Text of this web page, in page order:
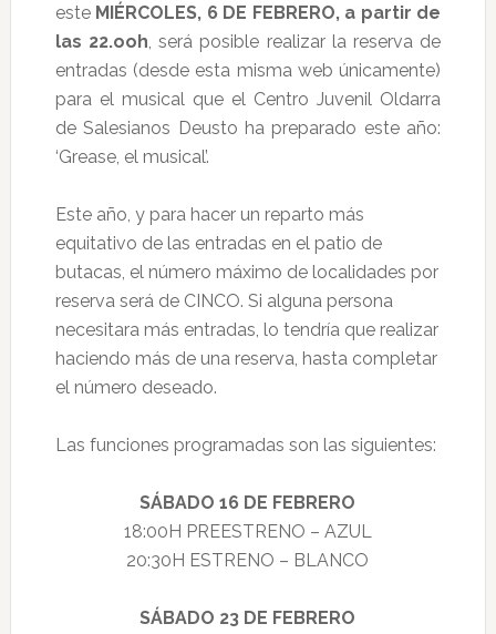
esteMIÉRCOLES, 6 DE FEBRERO, a partir de
las 22.ooh , será posible realizar la reserva de
entradas (desde esta misma web únicamente)
para el musical que el Centro Juvenil Oldarra
de Salesianos Deusto ha preparado este año:
‘Grease, el musical’.
Este año, y para hacer un reparto más
equitativo de las entradas en el patio de
butacas, el número máximo de localidades por
reserva será de CINCO. Si alguna persona
necesitara más entradas, lo tendría que realizar
haciendo más de una reserva, hasta completar
el número deseado.
Las funciones programadas son las siguientes:
SÁBADO 16 DE FEBRERO
18:00H PREESTRENO – AZUL
20:30H ESTRENO – BLANCO
SÁBADO 23 DE FEBRERO